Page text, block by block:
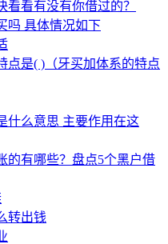
看看有没有你借过的？
吗 具体情况如下
点是( )（牙买加体系的特点
什么意思 主要作用在这
的有哪些？盘点5个黑户借
转出钱